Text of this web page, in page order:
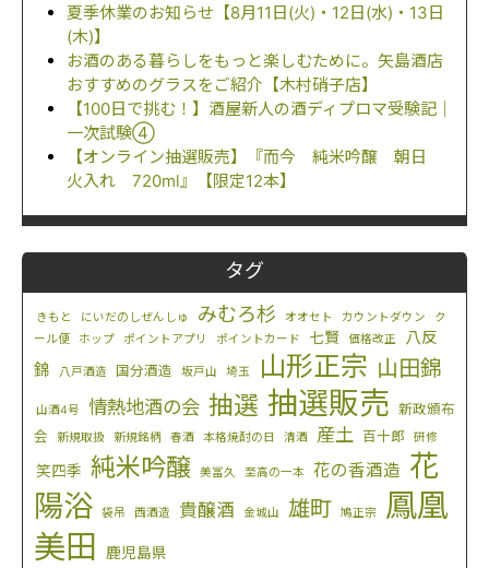
夏季休業のお知らせ【8月11日(火)・12日(水)・13日
(木)】
お酒のある暮らしをもっと楽しむために。矢島酒店
おすすめのグラスをご紹介【木村硝子店】
【100日で挑む！】酒屋新人の酒ディプロマ受験記｜
一次試験④
【オンライン抽選販売】『而今 純米吟醸 朝日
火入れ 720ml』【限定12本】
タグ
きもと にいだのしぜんしゅ みむろ杉 オオセト カウントダウン
ク
ール便
ホップ ポイントアプリ ポイントカード 七賢 価格改正
八反
錦
八戸酒造 国分酒造 坂戸山 埼玉 山形正宗 山田錦
山酒4号 情熱地酒の会 抽選 抽選販売 新政頒布
会
新規取扱 新規銘柄 春酒 本格焼酎の日 清酒 産土 百十郎 研修
笑四季 純米吟醸 美冨久 至高の一本 花の香酒造 花
陽浴
袋吊 西酒造 貴醸酒 金城山 雄町 鳩正宗
鳳凰
美田
鹿児島県